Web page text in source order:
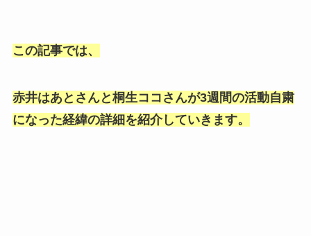
この記事では、
赤井はあとさんと桐生ココさんが3週間の活動自粛
になった経緯の詳細を紹介していきます。